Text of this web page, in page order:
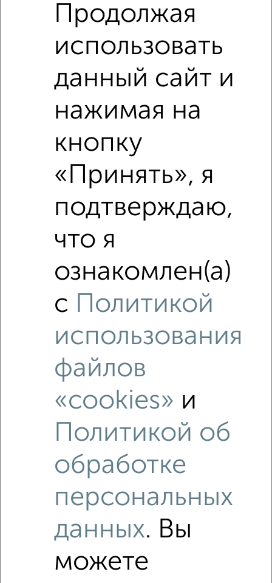
2‑комнатные квартиры с похожей площадью ±10%
3 990 000
3 120 000₽
Средняя цена район
Средняя цена по городу
Похожие предложения рядом
переулок 6/1
Продолжая
использовать
данный сайт и
нажимая на
кнопку
«Принять», я
подтверждаю,
что я
ознакомлен(а)
с Политикой
использования
файлов
«cookies» и
Политикой об
обработке
персональных
данных. Вы
можете